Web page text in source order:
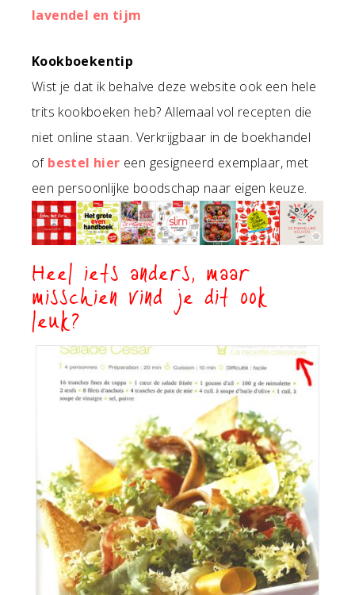
lavendel en tijm
Kookboekentip
Wist je dat ik behalve deze website ook een hele
trits kookboeken heb? Allemaal vol recepten die
niet online staan. Verkrijgbaar in de boekhandel
of bestel hier een gesigneerd exemplaar, met
een persoonlijke boodschap naar eigen keuze.
Heel iets anders, maar
misschien vind je dit ook
leuk?